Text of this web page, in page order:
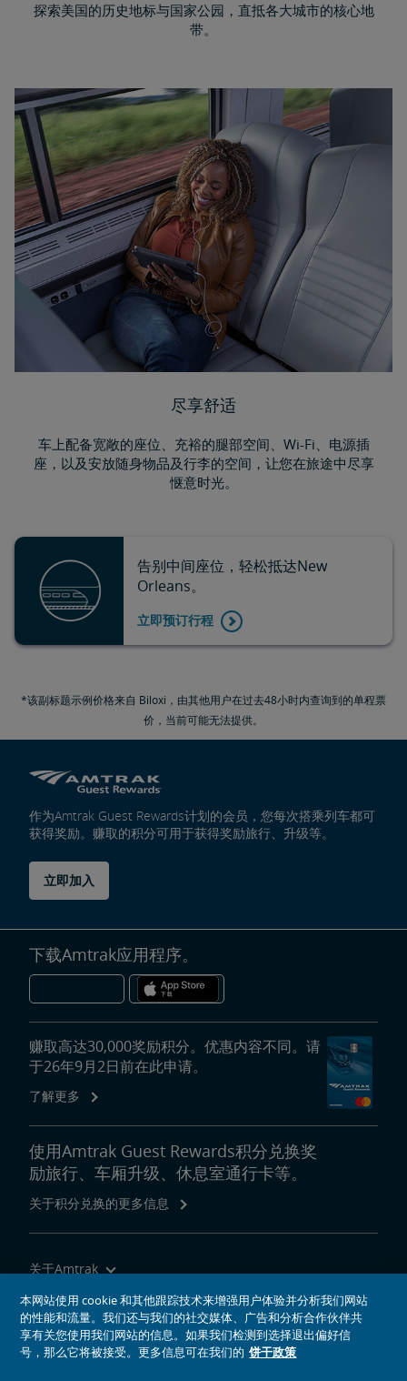
探索美国的历史地标与国家公园，直抵各大城市的核心地
带。
尽享舒适
车上配备宽敞的座位、充裕的腿部空间、Wi-Fi、电源插
座，以及安放随身物品及行李的空间，让您在旅途中尽享
惬意时光。
告别中间座位，轻松抵达New
Orleans。
立即预订行程
*该副标题示例价格来自 Biloxi，由其他用户在过去48小时内查询到的单程票
价，当前可能无法提供。
作为Amtrak Guest Rewards计划的会员，您每次搭乘列车都可
获得奖励。赚取的积分可用于获得奖励旅行、升级等。
立即加入
下载Amtrak应用程序。
赚取高达30,000奖励积分。优惠内容不同。请
于26年9月2日前在此申请。
了解更多
使用Amtrak Guest Rewards积分兑换奖
励旅行、车厢升级、休息室通行卡等。
关于积分兑换的更多信息
关于Amtrak
乘坐Amtrak列车旅行
网站工具
本网站使用 cookie 和其他跟踪技术来增强用户体验并分析我们网站
的性能和流量。我们还与我们的社交媒体、广告和分析合作伙伴共
享有关您使用我们网站的信息。如果我们检测到选择退出偏好信
号，那么它将被接受。更多信息可在我们的 饼干政策